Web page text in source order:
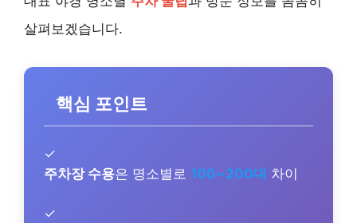
살펴보겠습니다.
핵심 포인트
✓
주차장 수용은 명소별로 100~200대 차이
✓